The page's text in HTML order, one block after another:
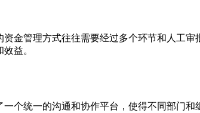
金管理方式往往需要经过多个环节和人工
益。
个统一的沟通和协作平台，使得不同部门